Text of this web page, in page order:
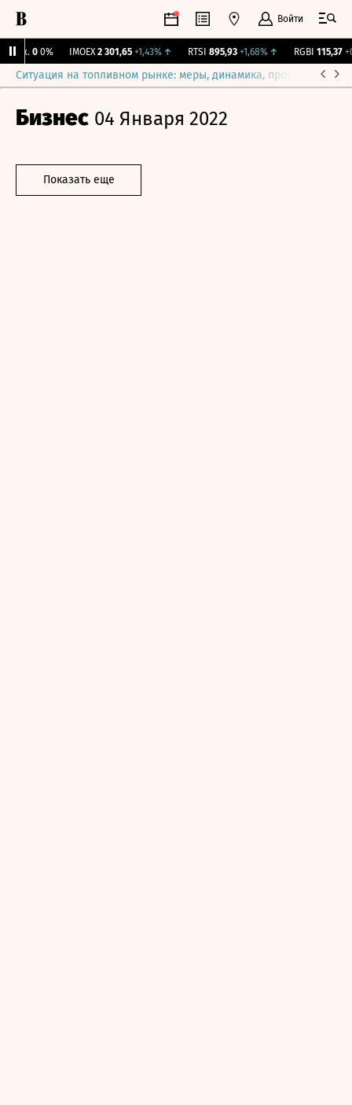
Войти
0 0% IMOEX 2 301,65 +1,43%↑ RTSI 895,93 +1,68%↑ RGBI 115,37
Ситуация на топливном рынке: меры, динамика, прогнозы
Бизнес 04 Января 2022
Показать еще